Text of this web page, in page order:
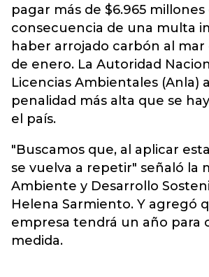
pagar más de $6.965
consecuencia de una multa
haber arrojado carbón al mar
de enero. La Autoridad
Licencias Ambientales (Anla)
penalidad más alta que se
el país.
"Buscamos que, al aplicar
se vuelva a repetir" señaló la
Ambiente y Desarrollo
Helena Sarmiento. Y agregó
empresa tendrá un año para
medida.